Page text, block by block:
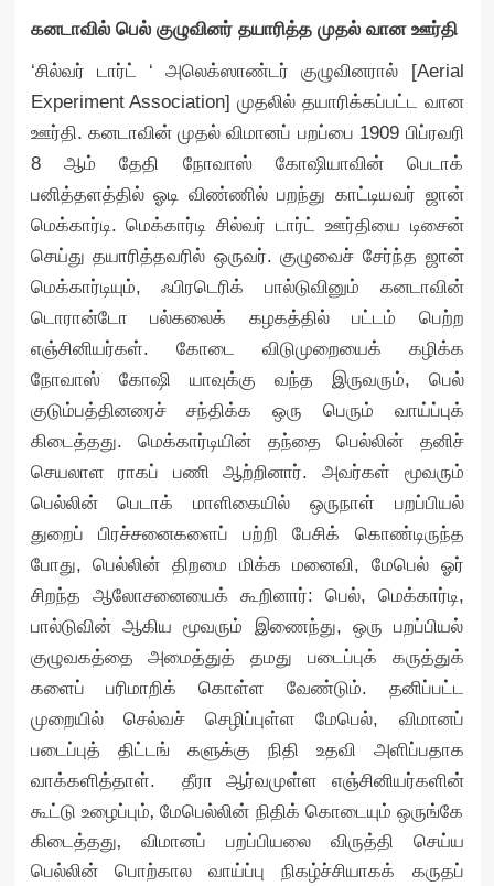
கனடாவில் பெல் குழுவினர் தயாரித்த முதல் வான ஊர்தி
‘சில்வர் டார்ட் ‘ அலெக்ஸாண்டர் குழுவினரால் [Aerial
Experiment Association] முதலில் தயாரிக்கப்பட்ட வான
ஊர்தி. கனடாவின் முதல் விமானப் பறப்பை 1909 பிப்ரவரி
8 ஆம் தேதி நோவாஸ் கோஷியாவின் பெடாக்
பனித்தளத்தில் ஓடி விண்ணில் பறந்து காட்டியவர் ஜான்
மெக்கார்டி. மெக்கார்டி சில்வர் டார்ட் ஊர்தியை டிசைன்
செய்து தயாரித்தவரில் ஒருவர். குழுவைச் சேர்ந்த ஜான்
மெக்கார்டியும், ஃபிரடெரிக் பால்டுவினும் கனடாவின்
டொரான்டோ பல்கலைக் கழகத்தில் பட்டம் பெற்ற
எஞ்சினியர்கள். கோடை விடுமுறையைக் கழிக்க
நோவாஸ் கோஷி யாவுக்கு வந்த இருவரும், பெல்
குடும்பத்தினரைச் சந்திக்க ஒரு பெரும் வாய்ப்புக்
கிடைத்தது. மெக்கார்டியின் தந்தை பெல்லின் தனிச்
செயலாள ராகப் பணி ஆற்றினார். அவர்கள் மூவரும்
பெல்லின் பெடாக் மாளிகையில் ஒருநாள் பறப்பியல்
துறைப் பிரச்சனைகளைப் பற்றி பேசிக் கொண்டிருந்த
போது, பெல்லின் திறமை மிக்க மனைவி, மேபெல் ஓர்
சிறந்த ஆலோசனையைக் கூறினார்: பெல், மெக்கார்டி,
பால்டுவின் ஆகிய மூவரும் இணைந்து, ஒரு பறப்பியல்
குழுவகத்தை அமைத்துத் தமது படைப்புக் கருத்துக்
களைப் பரிமாறிக் கொள்ள வேண்டும். தனிப்பட்ட
முறையில் செல்வச் செழிப்புள்ள மேபெல், விமானப்
படைப்புத் திட்டங் களுக்கு நிதி உதவி அளிப்பதாக
வாக்களித்தாள். தீரா ஆர்வமுள்ள எஞ்சினியர்களின்
கூட்டு உழைப்பும், மேபெல்லின் நிதிக் கொடையும் ஒருங்கே
கிடைத்தது, விமானப் பறப்பியலை விருத்தி செய்ய
பெல்லின் பொற்கால வாய்ப்பு நிகழ்ச்சியாகக் கருதப்